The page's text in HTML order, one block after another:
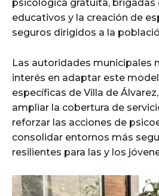
psicológica gratuita, brigadas
educativos y la creación de
seguros dirigidos a la
Las autoridades municipales
interés en adaptar este
específicas de Villa de
ampliar la cobertura de
reforzar las acciones de
consolidar entornos más
resilientes para las y los